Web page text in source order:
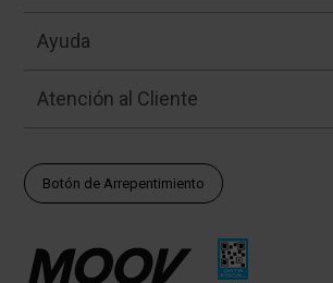
Ayuda
Atención al Cliente
Botón de Arrepentimiento